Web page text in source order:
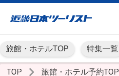
旅館・ホテルTOP 特集一覧
TOP 旅館・ホテル予約TOP